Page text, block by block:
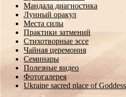
Мандала диагностика
Лунный оракул
Места силы
Практики затмений
Стихотворные эссе
Чайная церемония
Семинары
Полезные видео
Фотогалерея
Ukraine sacred place of Goddess